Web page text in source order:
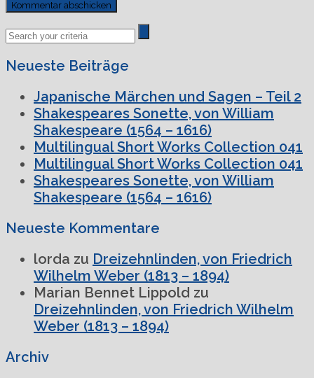
Previous
Post
Next
Post
Neueste Beiträge
Japanische Märchen und Sagen – Teil 2
Shakespeares Sonette, von William
Shakespeare (1564 – 1616)
Multilingual Short Works Collection 041
Multilingual Short Works Collection 041
Shakespeares Sonette, von William
Shakespeare (1564 – 1616)
Neueste Kommentare
lorda zu Dreizehnlinden, von Friedrich
Wilhelm Weber (1813 – 1894)
Marian Bennet Lippold zu
Dreizehnlinden, von Friedrich Wilhelm
Weber (1813 – 1894)
Archiv